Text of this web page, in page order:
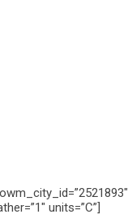
units=”C”]